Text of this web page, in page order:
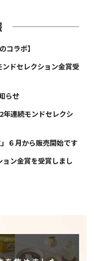
コラボ】
ンドセレクション金賞受
らせ
連続モンドセレクシ
６月から販売開始です
ン金賞を受賞しまし